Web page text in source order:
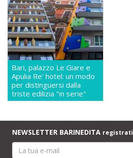
Bari, palazzo Le Giare e
Apulia Re' hotel: un modo
per distinguersi dalla
triste edilizia "in serie"
NEWSLETTER BARINEDITA registrati